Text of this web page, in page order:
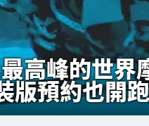
高峰的世界
版預約也開跑